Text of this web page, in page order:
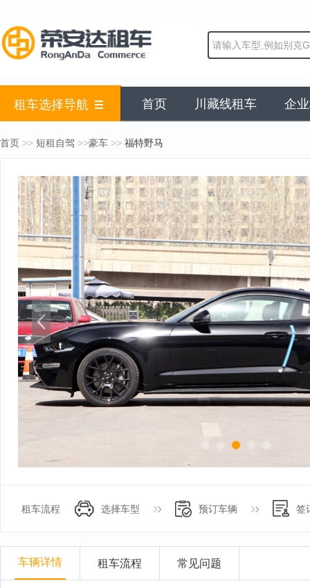
租车选择导航 首页 川藏线租车 企
首页 >> 短租自驾 >>豪车 >> 福特野马
租车流程 选择车型 预订车辆 签
车辆详情 租车流程 常见问题